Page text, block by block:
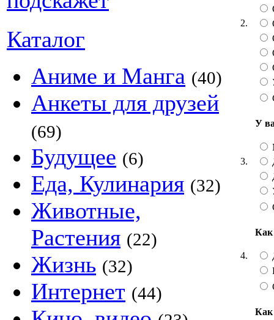
Каталог
Аниме и Манга (40)
Анкеты для друзей
(69)
Будущее (6)
Еда, Кулинария (32)
Животные,
Растения (22)
Жизнь (32)
Интернет (44)
2.
3.
У
4.
Как